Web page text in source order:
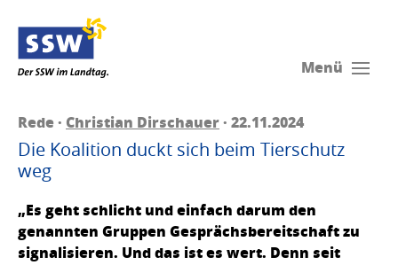
Menü
Rede · Christian Dirschauer· 22.11.2024
Die Koalition duckt sich beim Tierschutz
weg
„Es geht schlicht und einfach darum den
genannten Gruppen Gesprächsbereitschaft zu
signalisieren. Und das ist es wert. Denn seit